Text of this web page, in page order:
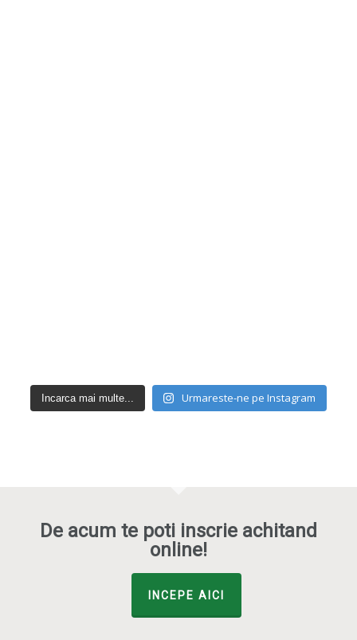
Incarca mai multe... Urmareste-ne pe Instagram
De acum te poti inscrie achitand
online!
INCEPE AICI